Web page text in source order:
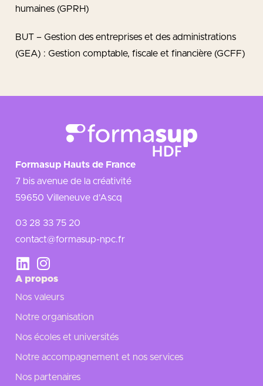
humaines (GPRH)
BUT – Gestion des entreprises et des administrations
(GEA) : Gestion comptable, fiscale et financière (GCFF)
Formasup Hauts de France
7 bis avenue de la créativité
59650 Villeneuve d’Ascq
03 28 33 75 20
contact@formasup-npc.fr
A propos
Nos valeurs
Notre organisation
Nos écoles et universités
Notre accompagnement et nos services
Nos partenaires